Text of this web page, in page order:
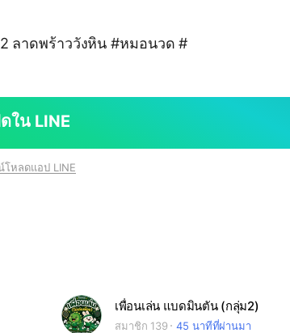
ลาดพร้าววังหิน #หมอนวด #
ใน LINE
โหลดแอป LINE
เพื่อนเล่น แบดมินตัน (กลุ่ม2)
สมาชิก 139 45 นาทีที่ผ่านมา